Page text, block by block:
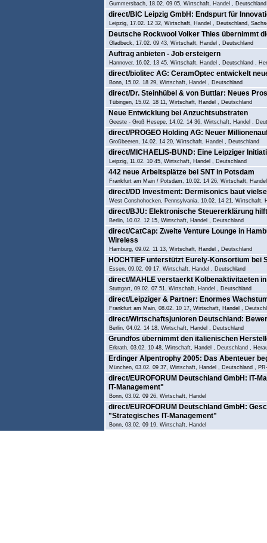
Gummersbach, 18.02. 09 05, Wirtschaft, Handel ,
direct/BIC Leipzig GmbH: Endspurt für
Leipzig, 17.02. 12 32, Wirtschaft, Handel , Deutschland,
Deutsche Rockwool Volker Thies übernimmt
Gladbeck, 17.02. 09 43, Wirtschaft, Handel , Deutschland
Auftrag anbieten - Job ersteigern
Hannover, 16.02. 13 45, Wirtschaft, Handel , Deutschland ,
direct/biolitec AG: CeramOptec entwickelt
Bonn, 15.02. 18 29, Wirtschaft, Handel , Deutschland
direct/Dr. Steinhübel & von Buttlar: Neues
Tübingen, 15.02. 18 11, Wirtschaft, Handel , Deutschland
Neue Entwicklung bei Anzuchtsubstraten
Geeste - Groß Hesepe, 14.02. 14 36, Wirtschaft, Handel ,
direct/PROGEO Holding AG: Neuer
Großbeeren, 14.02. 14 20, Wirtschaft, Handel , Deutschland
direct/MICHAELIS-BUND: Eine Leipziger
Leipzig, 11.02. 10 45, Wirtschaft, Handel , Deutschland
442 neue Arbeitsplätze bei SNT in Potsdam
Frankfurt am Main / Potsdam, 10.02. 14 26, Wirtschaft,
direct/DD Investment: Dermisonics baut
West Conshohocken, Pennsylvania, 10.02. 14 21, Wirtschaft,
direct/BJU: Elektronische Steuererklärung
Berlin, 10.02. 12 15, Wirtschaft, Handel , Deutschland
direct/CatCap: Zweite Venture Lounge in
Wireless
Hamburg, 09.02. 11 13, Wirtschaft, Handel , Deutschland
HOCHTIEF unterstützt Eurely-Konsortium
Essen, 09.02. 09 17, Wirtschaft, Handel , Deutschland
direct/MAHLE verstaerkt Kolbenaktivitaeten in
Stuttgart, 09.02. 07 51, Wirtschaft, Handel , Deutschland
direct/Leipziger & Partner: Enormes
Frankfurt am Main, 08.02. 10 17, Wirtschaft, Handel ,
direct/Wirtschaftsjunioren Deutschland:
Berlin, 04.02. 14 18, Wirtschaft, Handel , Deutschland
Grundfos übernimmt den italienischen
Erkrath, 03.02. 10 48, Wirtschaft, Handel , Deutschland ,
Erdinger Alpentrophy 2005: Das Abenteuer
München, 03.02. 09 37, Wirtschaft, Handel , Deutschland ,
direct/EUROFORUM Deutschland GmbH: IT-
IT-Management"
Bonn, 03.02. 09 26, Wirtschaft, Handel
direct/EUROFORUM Deutschland GmbH:
"Strategisches IT-Management"
Bonn, 03.02. 09 19, Wirtschaft, Handel